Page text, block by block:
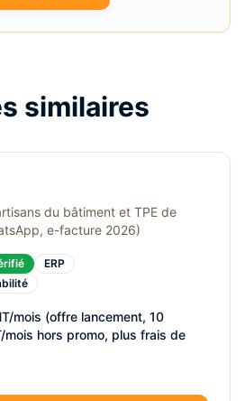
similaires
du bâtiment et TPE de
e-facture 2026)
ERP
mois (offre lancement, 10
mois hors promo, plus frais de